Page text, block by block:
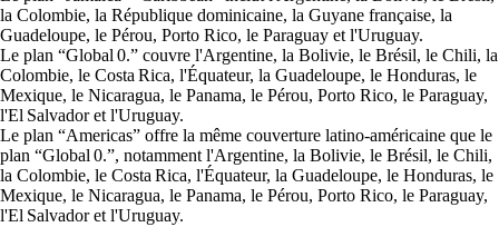
la Colombie, la République dominicaine, la Guyane française, la
Guadeloupe, le Pérou, Porto Rico, le Paraguay et l'Uruguay.
Le plan “Global 0.” couvre l'Argentine, la Bolivie, le Brésil, le Chili, la
Colombie, le Costa Rica, l'Équateur, la Guadeloupe, le Honduras, le
Mexique, le Nicaragua, le Panama, le Pérou, Porto Rico, le Paraguay,
l'El Salvador et l'Uruguay.
Le plan “Americas” offre la même couverture latino‑américaine que le
plan “Global 0.”, notamment l'Argentine, la Bolivie, le Brésil, le Chili,
la Colombie, le Costa Rica, l'Équateur, la Guadeloupe, le Honduras, le
Mexique, le Nicaragua, le Panama, le Pérou, Porto Rico, le Paraguay,
l'El Salvador et l'Uruguay.